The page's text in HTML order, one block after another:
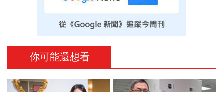
你可能還想看